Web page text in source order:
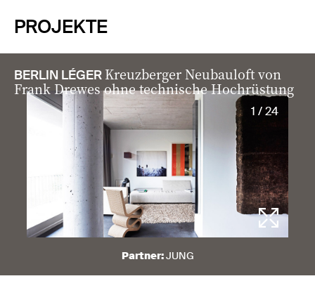
PROJEKTE
BERLIN LÉGER Kreuzberger Neubauloft von
Frank Drewes ohne technische Hochrüstung
1 / 24
Partner:JUNG